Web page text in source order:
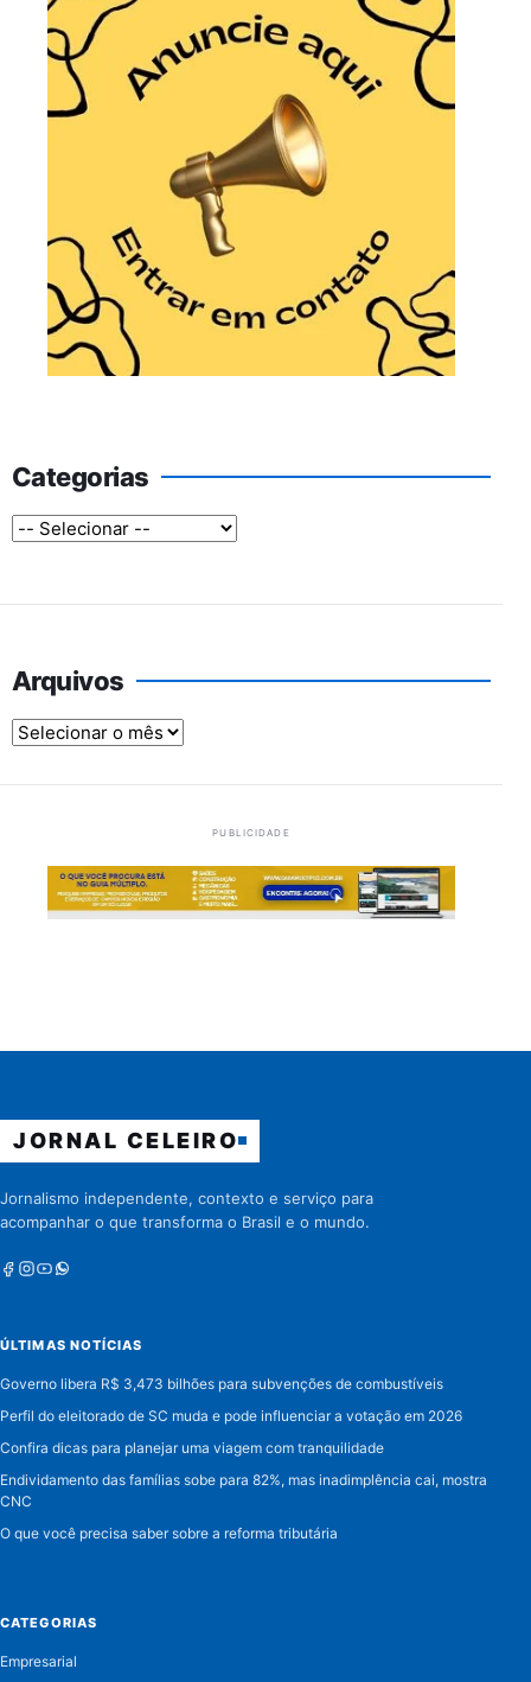
Categorias
Arquivos
Arquivos
PUBLICIDADE
JORNAL CELEIRO
Jornalismo independente, contexto e serviço para
acompanhar o que transforma o Brasil e o mundo.
Facebook
Instagram
Youtube
Whatsapp
ÚLTIMAS NOTÍCIAS
Governo libera R$ 3,473 bilhões para subvenções de combustíveis
Perfil do eleitorado de SC muda e pode influenciar a votação em 2026
Confira dicas para planejar uma viagem com tranquilidade
Endividamento das famílias sobe para 82%, mas inadimplência cai, mostra
CNC
O que você precisa saber sobre a reforma tributária
CATEGORIAS
Empresarial